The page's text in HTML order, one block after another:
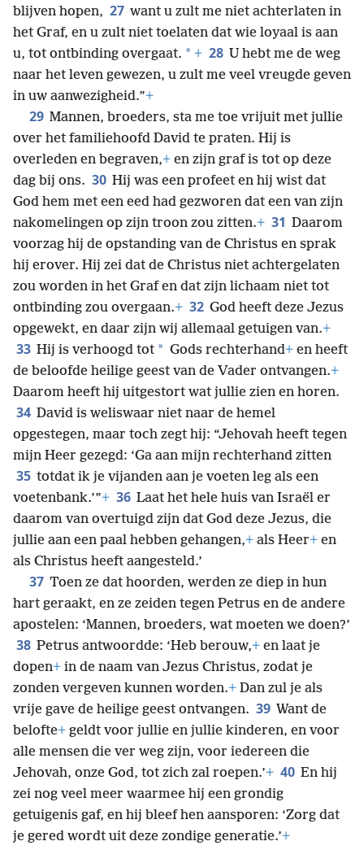
blijven hopen, 27 want u zult me niet achterlaten in
het Graf, en u zult niet toelaten dat wie loyaal is aan
u, tot ontbinding overgaat. * + 28 U hebt me de weg
naar het leven gewezen, u zult me veel vreugde geven
in uw aanwezigheid.”+
29 Mannen, broeders, sta me toe vrijuit met jullie
over het familiehoofd David te praten. Hij is
overleden en begraven,+ en zijn graf is tot op deze
dag bij ons. 30 Hij was een profeet en hij wist dat
God hem met een eed had gezworen dat een van zijn
nakomelingen op zijn troon zou zitten.+ 31 Daarom
voorzag hij de opstanding van de Christus en sprak
hij erover. Hij zei dat de Christus niet achtergelaten
zou worden in het Graf en dat zijn lichaam niet tot
ontbinding zou overgaan.+ 32 God heeft deze Jezus
opgewekt, en daar zijn wij allemaal getuigen van.+
33 Hij is verhoogd tot * Gods rechterhand+ en heeft
de beloofde heilige geest van de Vader ontvangen.+
Daarom heeft hij uitgestort wat jullie zien en horen.
34 David is weliswaar niet naar de hemel
opgestegen, maar toch zegt hij: “Jehovah heeft tegen
mijn Heer gezegd: ‘Ga aan mijn rechterhand zitten
35 totdat ik je vijanden aan je voeten leg als een
voetenbank.’”+ 36 Laat het hele huis van Israël er
daarom van overtuigd zijn dat God deze Jezus, die
jullie aan een paal hebben gehangen,+ als Heer+ en
als Christus heeft aangesteld.’
37 Toen ze dat hoorden, werden ze diep in hun
hart geraakt, en ze zeiden tegen Petrus en de andere
apostelen: ‘Mannen, broeders, wat moeten we doen?’
38 Petrus antwoordde: ‘Heb berouw,+ en laat je
dopen+ in de naam van Jezus Christus, zodat je
zonden vergeven kunnen worden.+ Dan zul je als
vrije gave de heilige geest ontvangen. 39 Want de
belofte+ geldt voor jullie en jullie kinderen, en voor
alle mensen die ver weg zijn, voor iedereen die
Jehovah, onze God, tot zich zal roepen.’+ 40 En hij
zei nog veel meer waarmee hij een grondig
getuigenis gaf, en hij bleef hen aansporen: ‘Zorg dat
je gered wordt uit deze zondige generatie.’+